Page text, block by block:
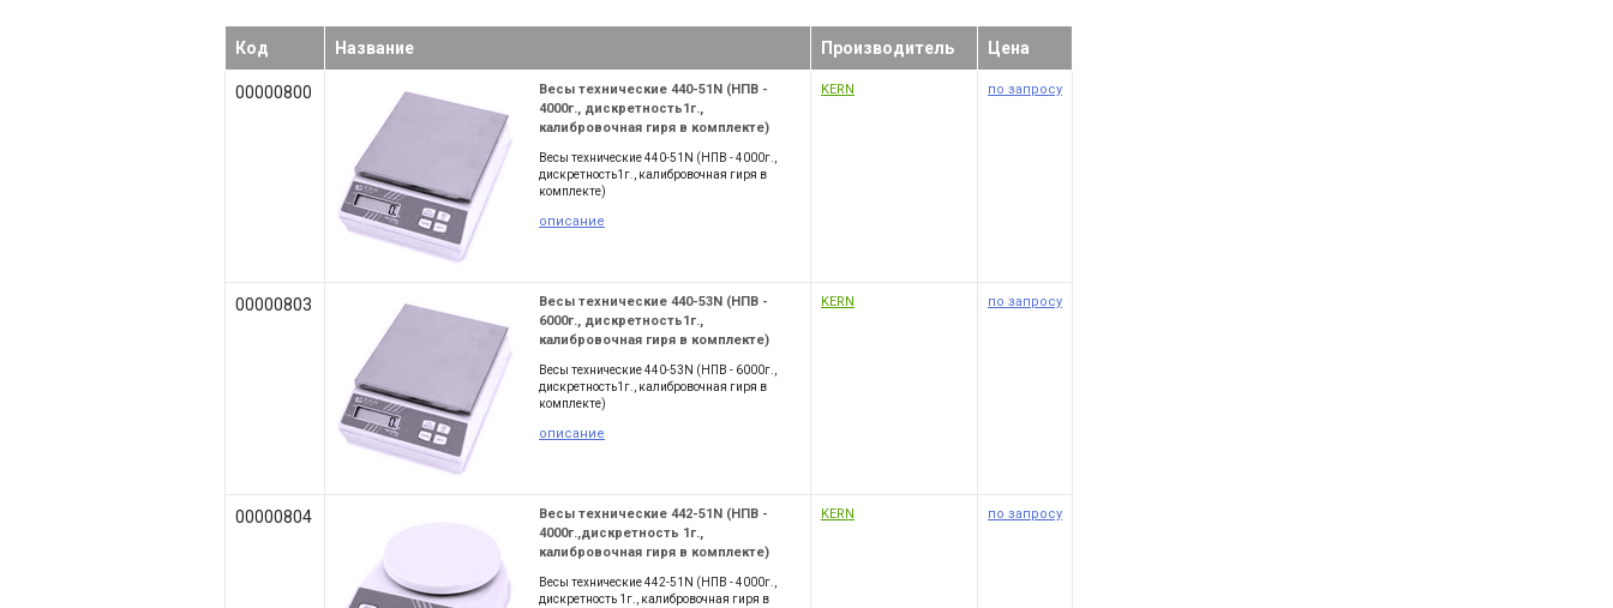
Код Название Производитель Цена
00000800
Весы технические 440-51N (НПВ -
4000г., дискретность1г.,
калибровочная гиря в комплекте)
Весы технические 440-51N (НПВ - 4000г.,
дискретность1г., калибровочная гиря в
комплекте)
описание
KERN по запросу
00000803
Весы технические 440-53N (НПВ -
6000г., дискретность1г.,
калибровочная гиря в комплекте)
Весы технические 440-53N (НПВ - 6000г.,
дискретность1г., калибровочная гиря в
комплекте)
описание
KERN по запросу
00000804
Весы технические 442-51N (НПВ -
4000г.,дискретность 1г.,
калибровочная гиря в комплекте)
Весы технические 442-51N (НПВ - 4000г.,
дискретность 1г., калибровочная гиря в
KERN по запросу